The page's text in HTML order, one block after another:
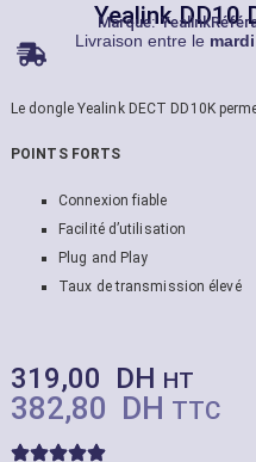
Yealink DD10
Marque:Yealink
Livraison entre le
Le dongle Yealink DECT DD10K
POINTS FORTS
Connexion fiable
Facilité d’utilisation
Plug and Play
Taux de transmission élevé
319,00 DH HT
382,80 DH TTC